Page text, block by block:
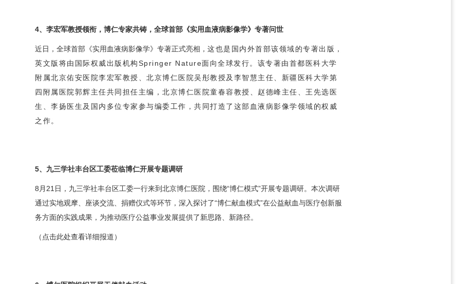
4、李宏军教授领衔，博仁专家共铸，全球首部《实用血液病影像学》专著问世
近日，全球首部《实用血液病影像学》专著正式亮相，这也是国内外首部该领域的专著出版，
英文版将由国际权威出版机构Springer Nature面向全球发行。该专著由首都医科大学
附属北京佑安医院李宏军教授、北京博仁医院吴彤教授及 李智慧主任、新疆医科大学第
四附属医院郭辉主任共同担任主编，北京博仁医院童春容教授、 赵德峰主任、王先选医
生、李扬医生及国内多位专家参与编委工作，共同打造了这部血液病影像学领域的权威
之作。
5、九三学社丰台区工委莅临博仁开展专题调研
8月21日，九三学社丰台区工委一行来到北京博仁医院，围绕“博仁模式”开展专题调研。本次调研
通过实地观摩、座谈交流、捐赠仪式等环节，深入探讨了“博仁献血模式”在公益献血与医疗创新服
务方面的实践成果，为推动医疗公益事业发展提供了新思路、新路径。
（点击此处查看详细报道）